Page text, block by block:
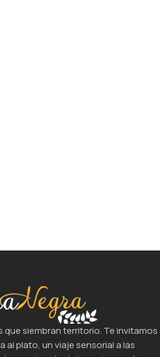
que siembran territorio. Te invitamos
al plato, un viaje sensorial a las